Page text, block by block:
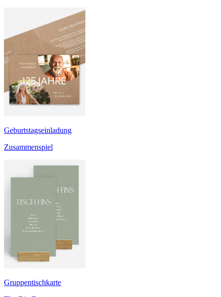
Geburtstagseinladung
Zusammenspiel
Gruppentischkarte